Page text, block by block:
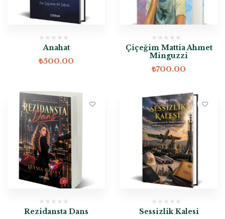
Anahat
₺500.00
Çiçeğim Mattia Ahmet
Minguzzi
₺700.00
Rezidansta Dans Sessizlik Kalesi